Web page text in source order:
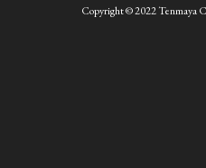
Copyright © 2022 Tenmaya